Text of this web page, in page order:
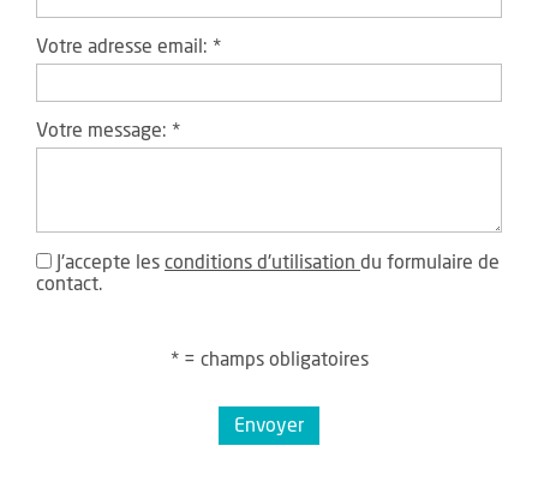
Votre adresse email: *
Votre message: *
J'accepte les conditions d'utilisation du formulaire de
contact.
* = champs obligatoires
Envoyer